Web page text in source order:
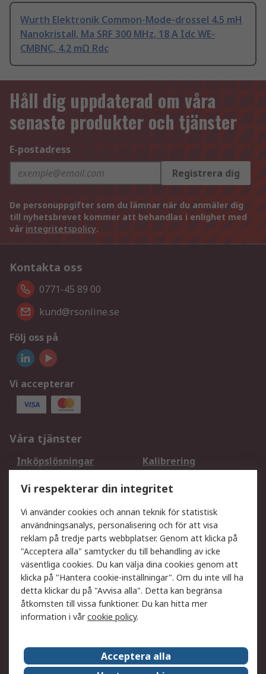
Wurth Elektronik Common-Mode-drossel 4.5 mH
Nanokristall, Ma SRF 300 MHz, 18 A Idc WE-
CMBNC, 4.2 mΩ Rdc
Håll dig uppdaterad om våra
senaste produkter och tjänster
E-postadress
Registrera dig
De personuppgifter som du lämnar när du anmäler dig
till nyhetsbrevet kommer att behandlas i enlighet med
vår integritetspolicy.
Kontakta oss
0771-45 89 00
kund@rsonline.se
Följ oss på
Vi accepterar
Våra tjänster
Inköpslösningar
Kalibrering
DesignSpark
Teknisk Support
Ditt lokala säljteam
Exportlösningar
Support
Få hjälp
Retur av varor
Leverans
Spåra din order
Begär en fakturakopi
Fördelar med RS-konto
Betalningsalternativ
Om RS Försäljningsvillkor
Vi respekterar din integritet
Vi använder cookies och annan teknik för statistisk
användningsanalys, personalisering och för att visa
reklam på tredje parts webbplatser. Genom att klicka på
"Acceptera alla" samtycker du till behandling av icke
väsentliga cookies. Du kan välja dina cookies genom att
klicka på "Hantera cookie-inställningar". Om du inte vill ha
detta klickar du på "Avvisa alla". Detta kan begränsa
åtkomsten till vissa funktioner. Du kan hitta mer
information i vårcookie policy.
Acceptera alla